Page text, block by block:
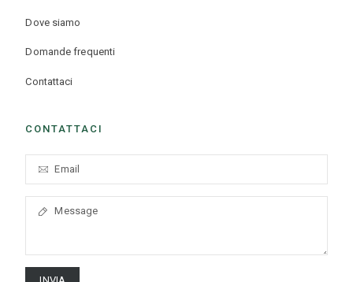
Dove siamo
Domande frequenti
Contattaci
CONTATTACI